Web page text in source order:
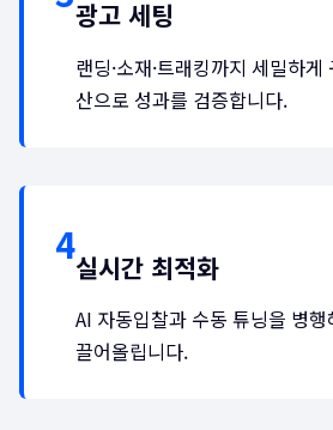
광고 세팅
랜딩·소재·트래킹까지 세밀하
산으로 성과를 검증합니다.
실시간 최적화
AI 자동입찰과 수동 튜닝을 병
끌어올립니다.